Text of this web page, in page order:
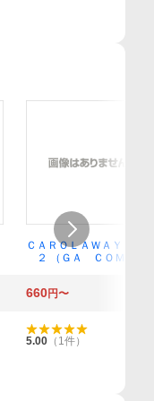
ＣＡＲＯＬＡＷＡＹ
２ （ＧＡ ＣＯＭＩＣ
660円〜
5.00 （ 1件）